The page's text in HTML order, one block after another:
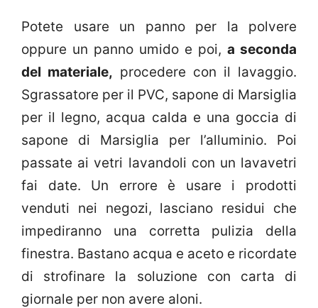
Potete usare un panno per la polvere
oppure un panno umido e poi, a seconda
del materiale, procedere con il lavaggio.
Sgrassatore per il PVC, sapone di Marsiglia
per il legno, acqua calda e una goccia di
sapone di Marsiglia per l’alluminio. Poi
passate ai vetri lavandoli con un lavavetri
fai date. Un errore è usare i prodotti
venduti nei negozi, lasciano residui che
impediranno una corretta pulizia della
finestra. Bastano acqua e aceto e ricordate
di strofinare la soluzione con carta di
giornale per non avere aloni.